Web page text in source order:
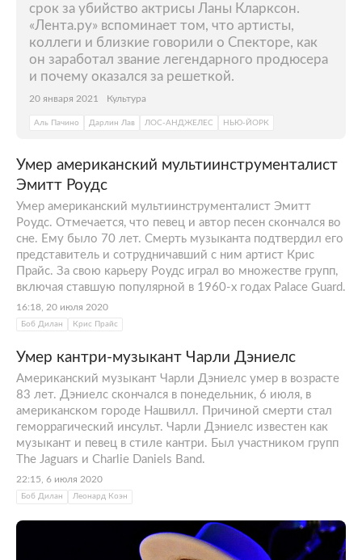
срок за убийство актрисы Ланы Кларксон.
«Лента.ру» вспоминает том, что артисты,
коллеги и близкие говорили о Спекторе, как
он заработал звание легендарного продюсера
и почему оказался за решеткой.
20 января 2021 Культура
Аль Пачино Дарлин Лав ЛОС-АНДЖЕЛЕС НЬЮ-ЙОРК
Умер американский мультиинструменталист
Эмитт Роудс
Умер американский мультиинструменталист Эмитт
Роудс. Отмечается, что певец и автор песен скончался во
сне. Ему было 70 лет. Смерть музыканта подтвердил его
представитель и сотрудничавший с ним артист Крис
Прайс. За свою карьеру Роудс играл во множестве групп,
включая ставшую популярной в 1960-х годах Palace Guard.
16:18, 20 июля 2020
Боб Дилан Крис Прайс
Умер кантри-музыкант Чарли Дэниелс
Американский музыкант Чарли Дэниелс умер в возрасте
83 лет. Дэниелс скончался в понедельник, 6 июля, в
американском городе Нашвилл. Причиной смерти стал
геморрагический инсульт. Чарли Дэниелс известен как
музыкант и певец в стиле кантри. Был участником групп
The Jaguars и Charlie Daniels Band.
22:15, 6 июля 2020
Боб Дилан Леонард Коэн